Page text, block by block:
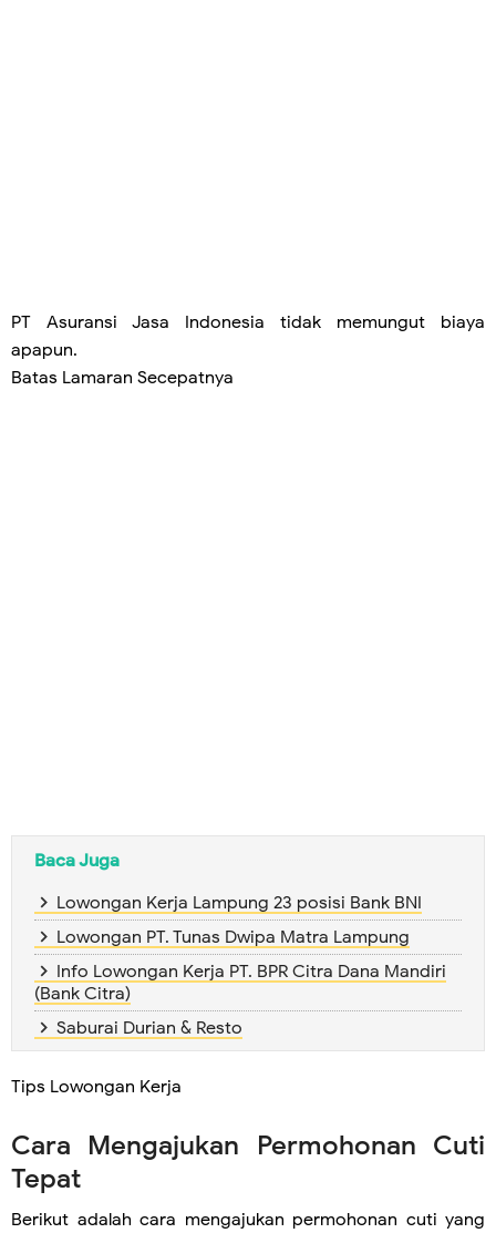
PT Asuransi Jasa Indonesia tidak memungut biaya
apapun.
Batas Lamaran Secepatnya
Baca Juga
Lowongan Kerja Lampung 23 posisi Bank BNI
Lowongan PT. Tunas Dwipa Matra Lampung
Info Lowongan Kerja PT. BPR Citra Dana Mandiri
(Bank Citra)
Saburai Durian & Resto
Tips Lowongan Kerja
Cara Mengajukan Permohonan Cuti
Tepat
Berikut adalah cara mengajukan permohonan cuti yang